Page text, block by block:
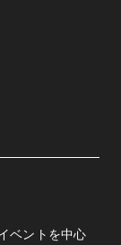
ベントを中心